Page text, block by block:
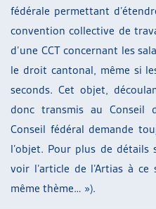
fédérale permettant
convention collective de
d’une CCT concernant les
le droit cantonal, même si
seconds. Cet objet,
donc transmis au Conseil
Conseil fédéral demande
l’objet. Pour plus de détails
voir l’article de l’Artias à
même thème… »).